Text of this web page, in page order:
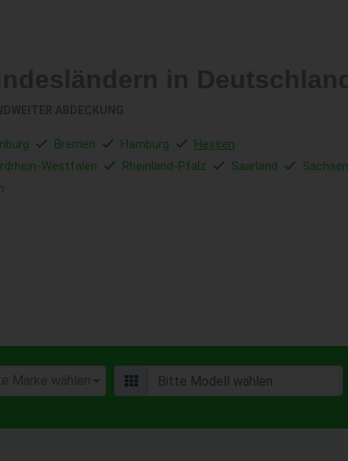
Bremen Hamburg
Hessen
Westfalen Rheinland-Pfalz Saarland
Sachsen